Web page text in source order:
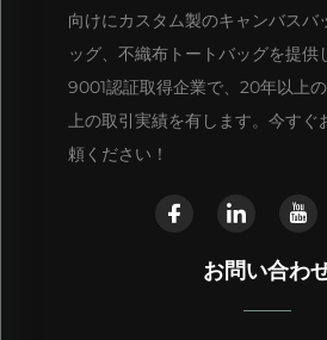
向けにカスタム製のキャンバスバ
ッグ、不織布トートバッグを提供
9001認証取得企業で、20年以上
上の取引実績を有します。今すぐ
頼ください！
お問い合わ